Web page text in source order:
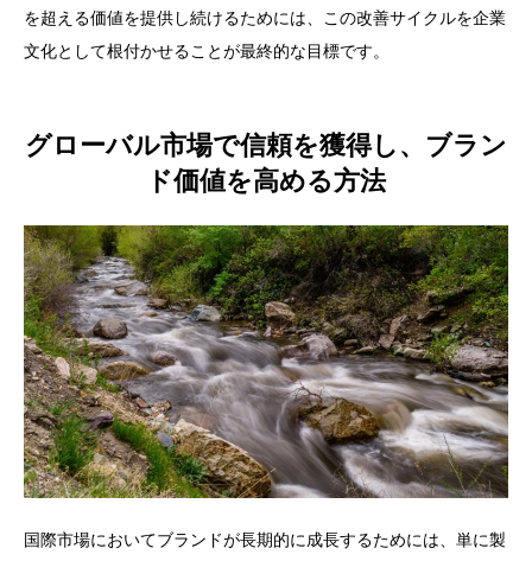
を超える価値を提供し続けるためには、この改善サイクルを企業
文化として根付かせることが最終的な目標です。
グローバル市場で信頼を獲得し、ブラン
ド価値を高める方法
国際市場においてブランドが長期的に成長するためには、単に製